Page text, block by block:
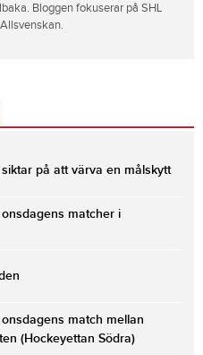
Bloggen fokuserar på SHL
på att värva en målskytt
matcher i
match mellan
(Hockeyettan Södra)